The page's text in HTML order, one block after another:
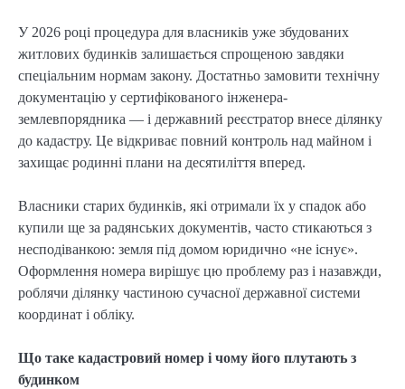
У 2026 році процедура для власників уже збудованих
житлових будинків залишається спрощеною завдяки
спеціальним нормам закону. Достатньо замовити технічну
документацію у сертифікованого інженера-
землевпорядника — і державний реєстратор внесе ділянку
до кадастру. Це відкриває повний контроль над майном і
захищає родинні плани на десятиліття вперед.
Власники старих будинків, які отримали їх у спадок або
купили ще за радянських документів, часто стикаються з
несподіванкою: земля під домом юридично «не існує».
Оформлення номера вирішує цю проблему раз і назавжди,
роблячи ділянку частиною сучасної державної системи
координат і обліку.
Що таке кадастровий номер і чому його плутають з
будинком